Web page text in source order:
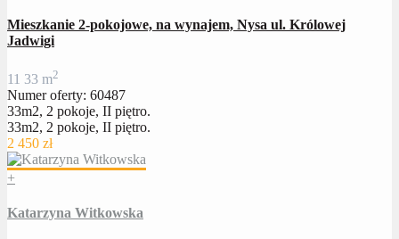
Mieszkanie 2-pokojowe, na wynajem, Nysa ul. Królowej
Jadwigi
11 33 m2
Numer oferty: 60487
33m2, 2 pokoje, II piętro.
33m2, 2 pokoje, II piętro.
2 450 zł
+
Katarzyna Witkowska